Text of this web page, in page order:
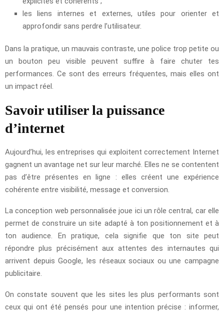
les liens internes et externes, utiles pour orienter et
approfondir sans perdre l’utilisateur.
Dans la pratique, un mauvais contraste, une police trop petite ou
un bouton peu visible peuvent suffire à faire chuter tes
performances. Ce sont des erreurs fréquentes, mais elles ont
un impact réel.
Savoir utiliser la puissance
d’internet
Aujourd’hui, les entreprises qui exploitent correctement Internet
gagnent un avantage net sur leur marché. Elles ne se contentent
pas d’être présentes en ligne : elles créent une expérience
cohérente entre visibilité, message et conversion.
La conception web personnalisée joue ici un rôle central, car elle
permet de construire un site adapté à ton positionnement et à
ton audience. En pratique, cela signifie que ton site peut
répondre plus précisément aux attentes des internautes qui
arrivent depuis Google, les réseaux sociaux ou une campagne
publicitaire.
On constate souvent que les sites les plus performants sont
ceux qui ont été pensés pour une intention précise : informer,